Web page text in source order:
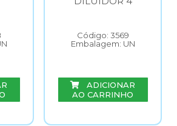
Código: 3569
Embalagem: UN
ADICIONAR
AO CARRINHO